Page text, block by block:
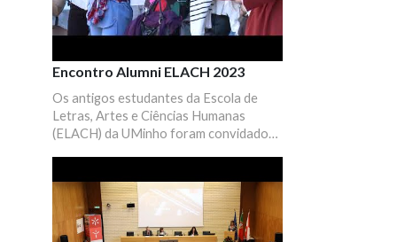
Encontro Alumni ELACH 2023
Os antigos estudantes da Escola de
Letras, Artes e Ciências Humanas
(ELACH) da UMinho foram convidados